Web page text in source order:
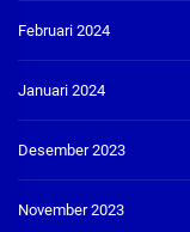
Februari 2024
Januari 2024
Desember 2023
November 2023